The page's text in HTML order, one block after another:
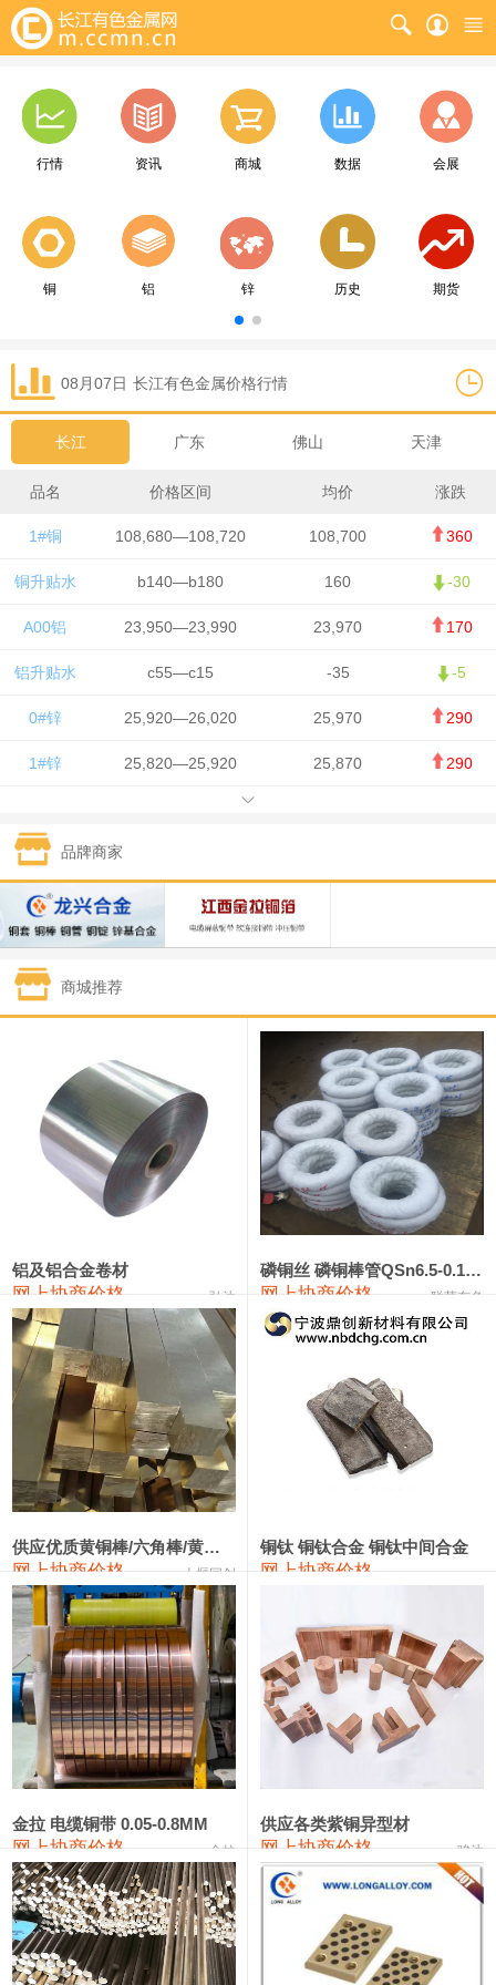
行情 资讯 商城 数据 会展
铜 铝 锌 历史 期货
08月07日 长江有色金属价格行情
长江 广东 佛山 天津
品名 价格区间 均价 涨跌
1#铜 108,680—108,720 108,700 360
铜升贴水 b140—b180 160 -30
A00铝 23,950—23,990 23,970 170
铝升贴水 c55—c15 -35 -5
0#锌 25,920—26,020 25,970 290
1#锌 25,820—25,920 25,870 290
1#锡 434,000—436,000
1#镍 129,550—130,750
1#白银 15,100—15,110 15,105 -70
钯金
331,000 -10,000
89,000—95,000 92,000 1,000
2#锑 85,000—91,000 88,000 1,000
1#镁 17,000—18,000 17,500 0
18,900—19,100 19,000 100
1#电解锰(99.7%袋装) 18,000—18,200 18,100 100
1#铬 60,000—82,000
553#硅 9,300—9,500
441#硅 9,600—9,800 9,700
3303#硅 10,300—10,500 10,400
2202#硅 14,100—14,300
金属硅3303#-2202# 10,400—14,200 12,300 0
漆包线 111,970—115,970 113,970
磷铜合金 110,800—117,600 114,200 400
无氧铜丝(硬) 109,710—110,010 109,860
R410A专用紫铜管 113,700—113,700
铸造铝合金锭(A380） 26,300—26,500 26,400 100
铝合金ADC12 24,200—24,400 100
铸造铝合金锭(ZL102) 24,300—24,500 24,400
品牌商家
商城推荐
铝及铝合金卷材
网上协商价格 弘达
磷铜丝 磷铜棒管QSn6.5-0.1 7-0.2 8-0.3
网上协商价格 联荣有色
供应优质黄铜棒/六角棒/黄铜方板
网上协商价格 十堰同创
铜钛 铜钛合金 铜钛中间合金
网上协商价格
金拉 电缆铜带 0.05-0.8MM
网上协商价格 金拉
供应各类紫铜异型材
网上协商价格 骏达